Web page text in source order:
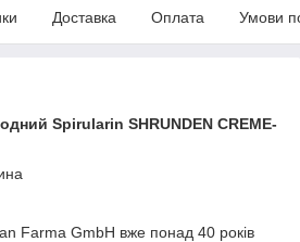
Доставка Оплата Умови
Spirularin SHRUNDEN CREME-
Farma GmbH вже понад 40 років